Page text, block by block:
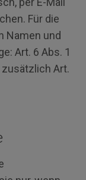
Für die
Namen und
Art. 6 Abs. 1
zusätzlich Art.